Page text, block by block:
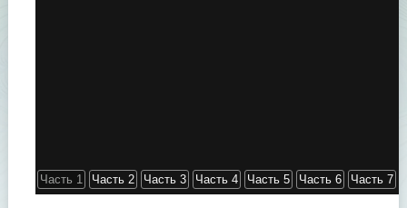
Часть 1 Часть 2 Часть 3 Часть 4 Часть 5 Часть 6 Часть 7